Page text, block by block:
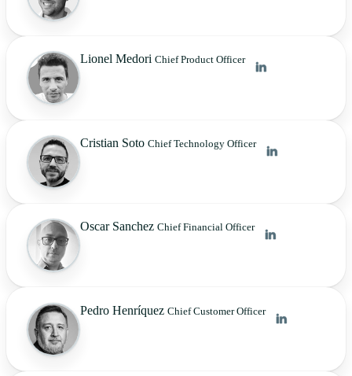
Lionel Medori Chief Product Officer
Cristian Soto Chief Technology Officer
Oscar Sanchez Chief Financial Officer
Pedro Henríquez Chief Customer Officer